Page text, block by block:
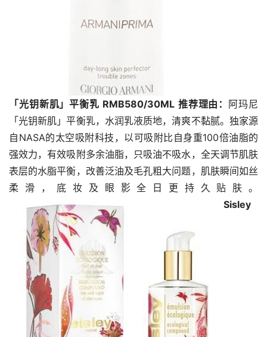
「光钥新肌」平衡乳 RMB580/30ML 推荐理由： 阿玛尼
「光钥新肌」平衡乳，水润乳液质地，清爽不黏腻。独家源
自NASA的太空吸附科技，以可吸附比自身重100倍油脂的
强效力，有效吸附多余油脂，只吸油不吸水，全天调节肌肤
表层的水脂平衡，改善泛油及毛孔粗大问题，肌肤瞬间如丝
柔滑，底妆及眼影全日更持久贴肤。
Sisley